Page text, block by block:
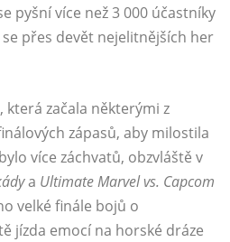
pyšní více než 3 000 účastníky
se přes devět nejelitnějších her
začala některými z
zápasů, aby milostila
více záchvatů, obzvláště v
a Ultimate Marvel vs. Capcom
velké finále bojů o
jízda emocí na horské dráze